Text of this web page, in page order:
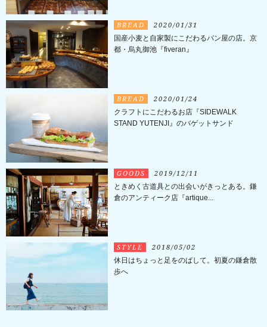
BREAD 2020/01/31
国産小麦と自家製にこだわるパン屋の店。京
都・烏丸御池『fiveran』
BREAD 2020/01/24
クラフトにこだわるお店『SIDEWALK
STAND YUTENJI』のバゲットサンド
GOODS 2019/12/11
ときめく古道具との出会いがきっとある。鎌
倉のアンティーク店『artique...
STYLE 2018/05/02
休日はちょっと足をのばして。初夏の鎌倉散
歩へ